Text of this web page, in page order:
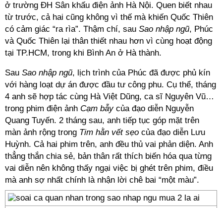
ở trường ĐH Sân khấu điện ảnh Hà Nội. Quen biết nhau
từ trước, cả hai cũng không vì thế mà khiến Quốc Thiên
có cảm giác “ra rìa”. Thậm chí, sau Sao nhập ngũ, Phúc
và Quốc Thiên lại thân thiết nhau hơn vì cùng hoạt động
tại TP.HCM, trong khi Bình An ở Hà thành.
Sau Sao nhập ngũ, lịch trình của Phúc đã được phủ kín
với hàng loạt dự án được đầu tư công phu. Cụ thể, tháng
4 anh sẽ hợp tác cùng Hà Việt Dũng, ca sĩ Nguyên Vũ…
trong phim điện ảnh Cạm bẫycủa đạo diễn Nguyễn
Quang Tuyến. 2 tháng sau, anh tiếp tục góp mặt trên
màn ảnh rộng trong Tim hằn vết sẹo của đạo diễn Lưu
Huỳnh. Cả hai phim trên, anh đều thủ vai phản diện. Anh
thẳng thắn chia sẻ, bản thân rất thích biến hóa qua từng
vai diễn nên không thấy ngại việc bị ghét trên phim, điều
mà anh sợ nhất chính là nhận lời chê bai “một màu”.